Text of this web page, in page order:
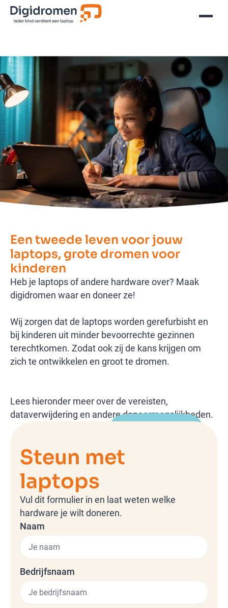
Steun met
laptops
Vul dit formulier in en laat weten welke
hardware je wilt doneren.
Naam
Bedrijfsnaam
Een tweede leven voor jouw
laptops, grote dromen voor
kinderen
Heb je laptops of andere hardware over? Maak
digidromen waar en doneer ze!
Wij zorgen dat de laptops worden gerefurbisht en
bij kinderen uit minder bevoorrechte gezinnen
terechtkomen. Zodat ook zij de kans krijgen om
zich te ontwikkelen en groot te dromen.
Lees hieronder meer over de vereisten,
dataverwijdering en andere doneermogelijkheden.